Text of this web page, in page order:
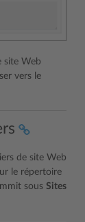
site Web
vers le
de site Web
le répertoire
sous Sites